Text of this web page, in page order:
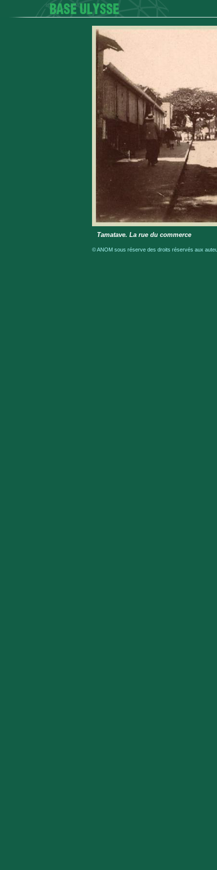
Tamatave. La rue du commerce
© ANOM sous réserve des droits réservés aux